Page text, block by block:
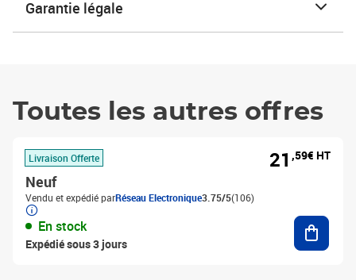
Garantie légale
Toutes les autres offres
Livraison Offerte
Neuf
Vendu et expédié parRéseau Electronique3.75/5(106)
En stock
Expédié sous 3 jours
21 ,59€ HT